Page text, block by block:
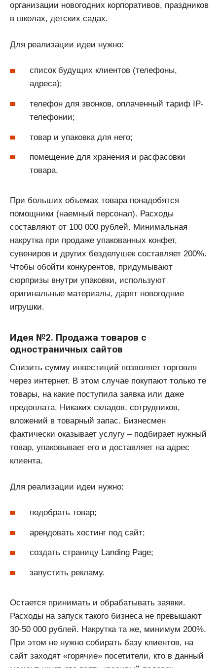
организации новогодних корпоративов, праздников
в школах, детских садах.
Для реализации идеи нужно:
список будущих клиентов (телефоны,
адреса);
телефон для звонков, оплаченный тариф IP-
телефонии;
товар и упаковка для него;
помещение для хранения и расфасовки
товара.
При больших объемах товара понадобятся
помощники (наемный персонал). Расходы
составляют от 100 000 рублей. Минимальная
накрутка при продаже упакованных конфет,
сувениров и других безделушек составляет 200%.
Чтобы обойти конкурентов, придумывают
сюрпризы внутри упаковки, используют
оригинальные материалы, дарят новогодние
игрушки.
Идея №2. Продажа товаров с
одностраничных сайтов
Снизить сумму инвестиций позволяет торговля
через интернет. В этом случае покупают только те
товары, на какие поступила заявка или даже
предоплата. Никаких складов, сотрудников,
вложений в товарный запас. Бизнесмен
фактически оказывает услугу – подбирает нужный
товар, упаковывает его и доставляет на адрес
клиента.
Для реализации идеи нужно:
подобрать товар;
арендовать хостинг под сайт;
создать страницу Landing Page;
запустить рекламу.
Остается принимать и обрабатывать заявки.
Расходы на запуск такого бизнеса не превышают
30-50 000 рублей. Накрутка та же, минимум 200%.
При этом не нужно собирать базу клиентов, на
сайт заходят «горячие» посетители, кто в данный